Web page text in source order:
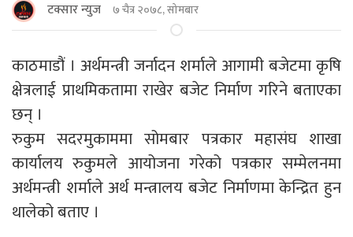
टक्सार न्युज ७ चैत्र २०७८, सोमबार
काठमाडौं । अर्थमन्त्री जर्नादन शर्माले आगामी बजेटमा कृषि
क्षेत्रलाई प्राथमिकतामा राखेर बजेट निर्माण गरिने बताएका
छन् ।
रुकुम सदरमुकाममा सोमबार पत्रकार महासंघ शाखा
कार्यालय रुकुमले आयोजना गरेको पत्रकार सम्मेलनमा
अर्थमन्त्री शर्माले अर्थ मन्त्रालय बजेट निर्माणमा केन्द्रित हुन
थालेको बताए ।